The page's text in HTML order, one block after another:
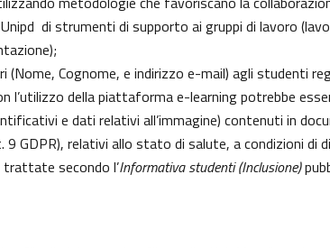
di strumenti di supporto ai gruppi di lavoro
(Nome, Cognome, e indirizzo e-mail) agli studenti
l’utilizzo della piattaforma e-learning potrebbe
e dati relativi all’immagine) contenuti in
GDPR), relativi allo stato di salute, a condizioni di
secondo l’Informativa studenti (Inclusione)